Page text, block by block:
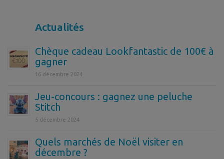
Actualités
Chèque cadeau Lookfantastic de 100€ à
gagner
16 décembre 2024
Jeu-concours : gagnez une peluche
Stitch
5 décembre 2024
Quels marchés de Noël visiter en
décembre ?